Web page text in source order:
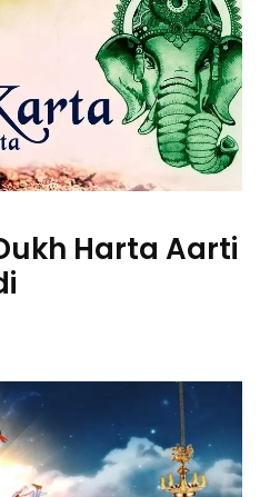
Harta Aarti